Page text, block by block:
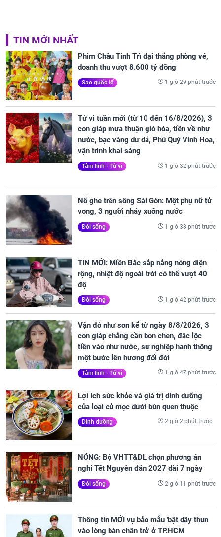
TIN MỚI NHẤT
Phim Châu Tinh Trì đại thắng phòng vé,
doanh thu vượt 8.600 tỷ đồng
Sao quốc tế 1 giờ 29 phút trước
Tử vi tuần mới (từ 10 đến 16/8/2026), 3
con giáp mưa thuận gió hòa, tiền về như
nước, bạc vàng dư dả, Phú Quý Vinh Hoa,
vận trình khai sáng
Tâm linh - Tử vi 1 giờ 32 phút trước
Nổ ghe trên sông Sài Gòn: Một phụ nữ tử
vong, 3 người nhảy xuống nước
Đời sống 1 giờ 38 phút trước
TIN MỚI: Miền Bắc sắp nắng nóng diện
rộng, nhiệt độ ngoài trời có thể vượt 40
độ
Đời sống 1 giờ 42 phút trước
Vận đỏ như son kể từ ngày 8/8/2026, 3
con giáp chẳng cần bon chen, đắc lộc
tiền vào như nước, sự nghiệp hanh thông
một bước lên hương đổi đời
Tâm linh - Tử vi 1 giờ 47 phút trước
Lợi ích sức khỏe và giá trị dinh dưỡng
của loại củ mọc dưới bùn quen thuộc
Dinh dưỡng 2 giờ 2 phút trước
NÓNG: Bộ VHTT&DL chọn phương án
nghỉ Tết Nguyên đán 2027 dài 7 ngày
Đời sống 2 giờ 11 phút trước
Thông tin MỚI vụ bảo mẫu 'bật dây thun
vào lòng bàn chân trẻ' ở TP.HCM